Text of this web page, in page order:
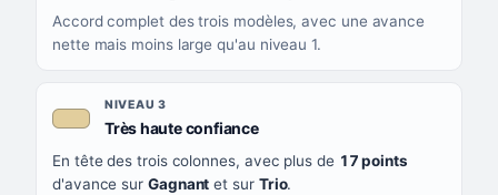
Accord complet des trois modèles, avec une avance
nette mais moins large qu'au niveau 1.
NIVEAU 3
Très haute confiance, couleur beige
En tête des trois colonnes, avec plus de 17 points
d'avance sur Gagnant et sur Trio.